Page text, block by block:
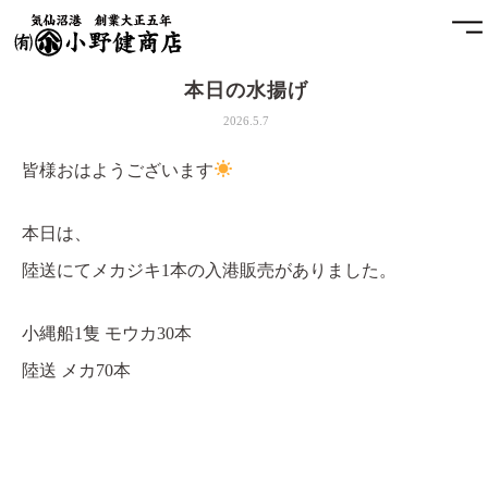
本日の水揚げ
2026.5.7
皆様おはようございます
本日は、
陸送にてメカジキ1本の入港販売がありました。
小縄船1隻 モウカ30本
陸送 メカ70本
小野健商店について
土藏
アクセス
お問合せ